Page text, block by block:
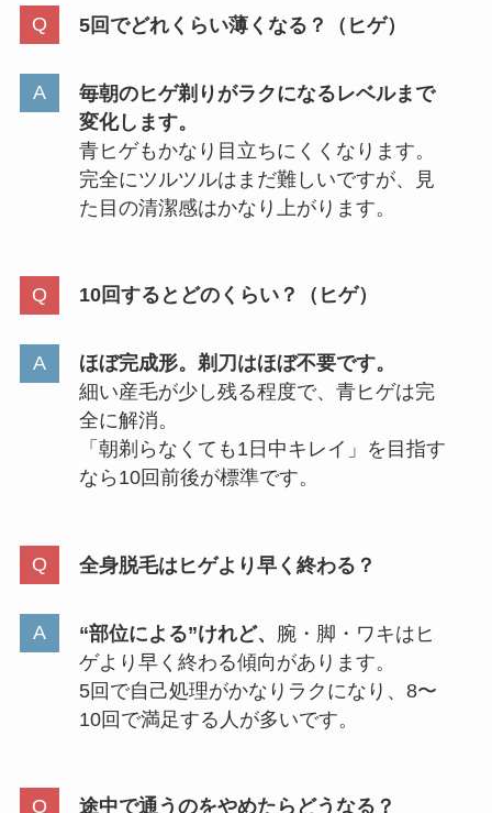
5回でどれくらい薄くなる？（ヒゲ）
毎朝のヒゲ剃りがラクになるレベルまで
変化します。
青ヒゲもかなり目立ちにくくなります。
完全にツルツルはまだ難しいですが、見
た目の清潔感はかなり上がります。
10回するとどのくらい？（ヒゲ）
ほぼ完成形。剃刀はほぼ不要です。
細い産毛が少し残る程度で、青ヒゲは完
全に解消。
「朝剃らなくても1日中キレイ」を目指す
なら10回前後が標準です。
全身脱毛はヒゲより早く終わる？
“部位による”けれど、 腕・脚・ワキはヒ
ゲより早く終わる傾向があります。
5回で自己処理がかなりラクになり、8〜
10回で満足する人が多いです。
途中で通うのをやめたらどうなる？